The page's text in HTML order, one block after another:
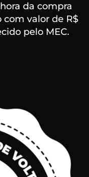
da compra
valor de R$
pelo MEC.